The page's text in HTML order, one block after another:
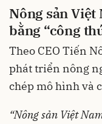
Nông sản Việt
bằng “công
Theo CEO Tiến
phát triển nông
chép mô hình và
“Nôngsản Việt